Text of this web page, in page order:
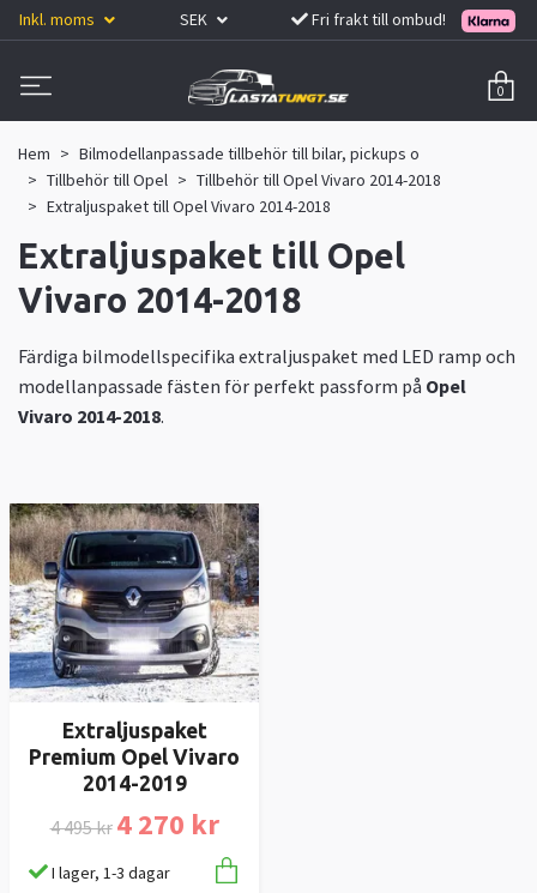
Inkl. moms SEK Fri frakt till ombud!
0
Hem
Bilmodellanpassade tillbehör till bilar, pickups o
Tillbehör till Opel
Tillbehör till Opel Vivaro 2014-2018
Extraljuspaket till Opel Vivaro 2014-2018
Extraljuspaket till Opel
Vivaro 2014-2018
Färdiga bilmodellspecifika extraljuspaket med LED ramp och
modellanpassade fästen för perfekt passform på Opel
Vivaro 2014-2018.
Extraljuspaket
Premium Opel Vivaro
2014-2019
4 495 kr 4 270 kr
I lager, 1-3 dagar